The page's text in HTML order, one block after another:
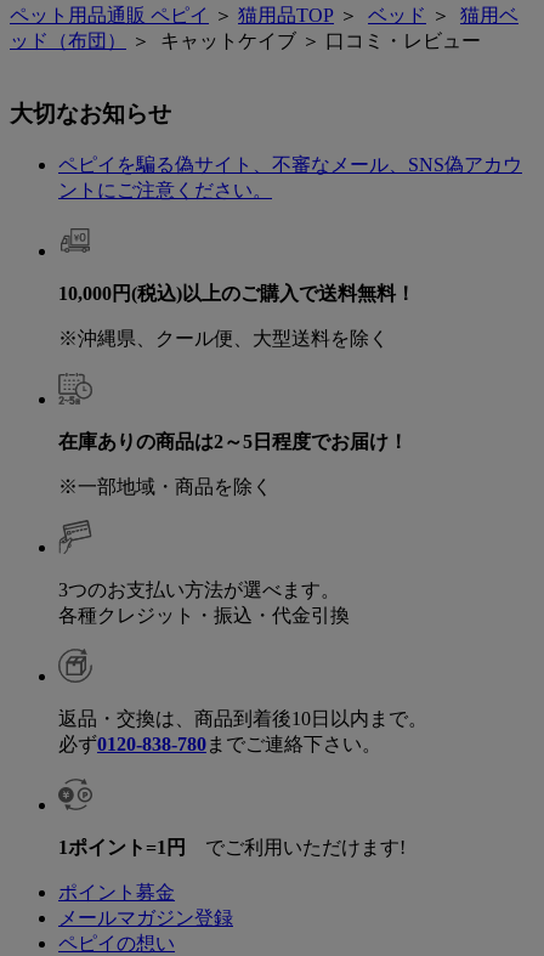
ペット用品通販 ペピイ ＞ 猫用品TOP ＞ ベッド ＞ 猫用ベ
ッド（布団）
＞ キャットケイブ ＞ 口コミ・レビュー
大切なお知らせ
ペピイを騙る偽サイト、不審なメール、SNS偽アカウ
ントにご注意ください。
10,000円(税込)以上のご購入で送料無料！
※沖縄県、クール便、大型送料を除く
在庫ありの商品は2～5日程度でお届け！
※一部地域・商品を除く
3つのお支払い方法が選べます。
各種クレジット・振込・代金引換
返品・交換は、商品到着後10日以内まで。
必ず0120-838-780までご連絡下さい。
1ポイント=1円 でご利用いただけます!
ポイント募金
メールマガジン登録
ペピイの想い